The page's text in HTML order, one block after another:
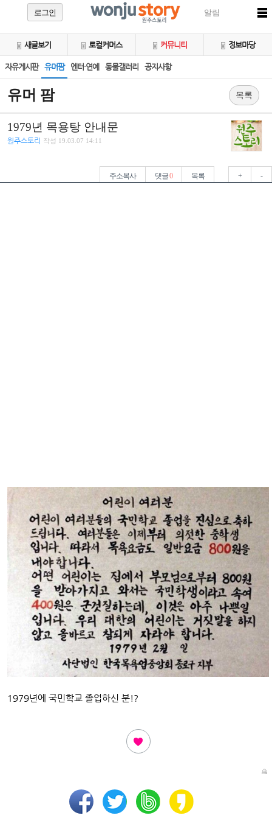
로그인 알림
새글보기 로컬커머스 커뮤니티 정보마당
자유게시판 유머팜 엔터·연예 동물갤러리 공지사항
유머 팜 목록
1979년 목용탕 안내문
원주스토리 작성 19.03.07 14:11
주소복사 댓글0 목록 + -
1979년에 국민학교 졸업하신 분!?